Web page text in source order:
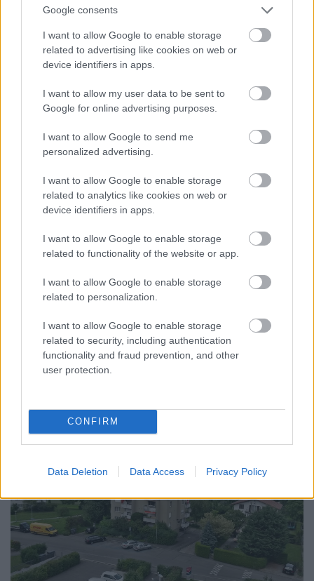
Google consents
I want to allow Google to enable storage
related to advertising like cookies on web or
device identifiers in apps.
I want to allow my user data to be sent to
Google for online advertising purposes.
I want to allow Google to send me
personalized advertising.
I want to allow Google to enable storage
related to analytics like cookies on web or
device identifiers in apps.
I want to allow Google to enable storage
related to functionality of the website or app.
I want to allow Google to enable storage
related to personalization.
I want to allow Google to enable storage
related to security, including authentication
functionality and fraud prevention, and other
user protection.
CONFIRM
Data Deletion Data Access Privacy Policy
A harmadik rendhagyó módon nem az ablakból
készült, hanem az első képen látható toronyból
készítettem, és látható rajta a házunk.”
Svájc is duplán képviselteti magát ma, a
természettel és a nagyvárossal egyaránt. Emese
Scuolból küldött képet.
Zita pedig Zürichből.